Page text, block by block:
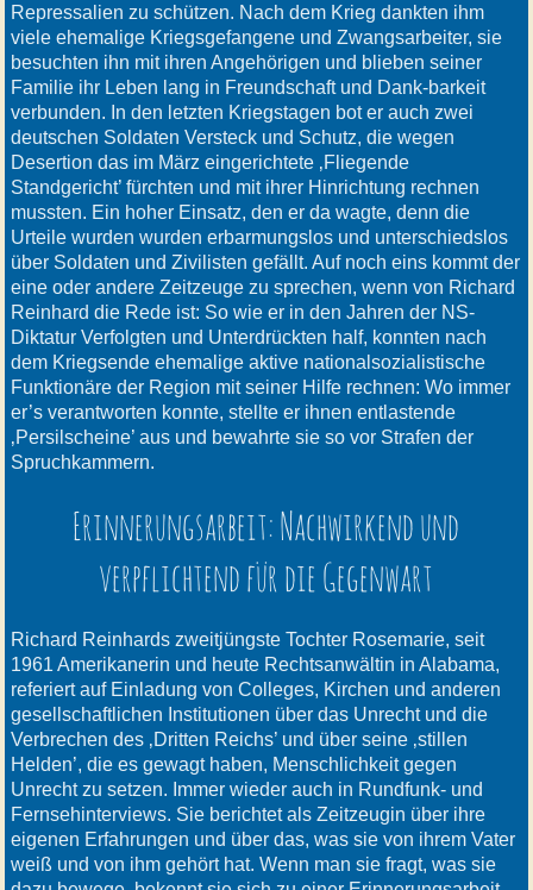
Repressalien zu schützen. Nach dem Krieg dankten ihm
viele ehemalige Kriegsgefangene und Zwangsarbeiter, sie
besuchten ihn mit ihren Angehörigen und blieben seiner
Familie ihr Leben lang in Freundschaft und Dank-barkeit
verbunden. In den letzten Kriegstagen bot er auch zwei
deutschen Soldaten Versteck und Schutz, die wegen
Desertion das im März eingerichtete ‚Fliegende
Standgericht’ fürchten und mit ihrer Hinrichtung rechnen
mussten. Ein hoher Einsatz, den er da wagte, denn die
Urteile wurden wurden erbarmungslos und unterschiedslos
über Soldaten und Zivilisten gefällt. Auf noch eins kommt der
eine oder andere Zeitzeuge zu sprechen, wenn von Richard
Reinhard die Rede ist: So wie er in den Jahren der NS-
Diktatur Verfolgten und Unterdrückten half, konnten nach
dem Kriegsende ehemalige aktive nationalsozialistische
Funktionäre der Region mit seiner Hilfe rechnen: Wo immer
er’s verantworten konnte, stellte er ihnen entlastende
‚Persilscheine’ aus und bewahrte sie so vor Strafen der
Spruchkammern.
Erinnerungsarbeit: Nachwirkend und
verpflichtend für die Gegenwart
Richard Reinhards zweitjüngste Tochter Rosemarie, seit
1961 Amerikanerin und heute Rechtsanwältin in Alabama,
referiert auf Einladung von Colleges, Kirchen und anderen
gesellschaftlichen Institutionen über das Unrecht und die
Verbrechen des ‚Dritten Reichs’ und über seine ‚stillen
Helden’, die es gewagt haben, Menschlichkeit gegen
Unrecht zu setzen. Immer wieder auch in Rundfunk- und
Fernsehinterviews. Sie berichtet als Zeitzeugin über ihre
eigenen Erfahrungen und über das, was sie von ihrem Vater
weiß und von ihm gehört hat. Wenn man sie fragt, was sie